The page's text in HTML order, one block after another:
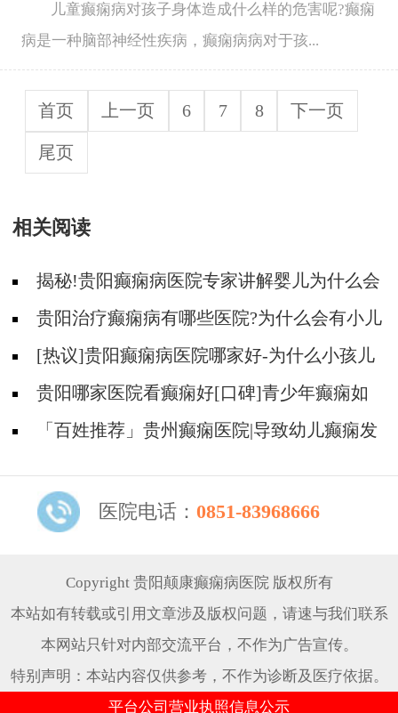
儿童癫痫病对孩子身体造成什么样的危害呢?癫痫
病是一种脑部神经性疾病，癫痫病病对于孩...
首页 上一页 6 7 8 下一页
尾页
相关阅读
揭秘!贵阳癫痫病医院专家讲解婴儿为什么会
得癫痫呢
贵阳治疗癫痫病有哪些医院?为什么会有小儿
遗传性癫痫病?
[热议]贵阳癫痫病医院哪家好-为什么小孩儿
会得羊儿疯病？
贵阳哪家医院看癫痫好[口碑]青少年癫痫如
何确诊？
「百姓推荐」贵州癫痫医院|导致幼儿癫痫发
医院电话： 0851-83968666
Copyright 贵阳颠康癫痫病医院 版权所有
本站如有转载或引用文章涉及版权问题，请速与我们联系
本网站只针对内部交流平台，不作为广告宣传。
特别声明：本站内容仅供参考，不作为诊断及医疗依据。
平台公司营业执照信息公示